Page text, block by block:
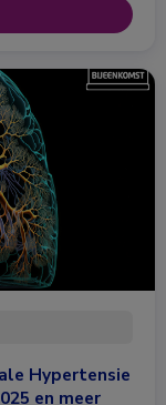
Hypertensie
en meer